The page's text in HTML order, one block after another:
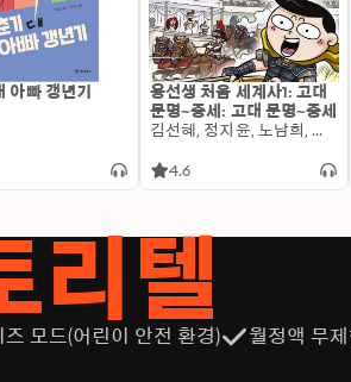
아빠 갱년기
용선생 처음 세계사1: 고대
문명~중세: 고대 문명~중세
김선혜, 정지윤, 노남희, 뭉선생, 윤효식, 이우일, 김선빈, 사회평론 역사연구소
4.6
리텔
즈 모드(어린이 안전 환경) 월정액 무